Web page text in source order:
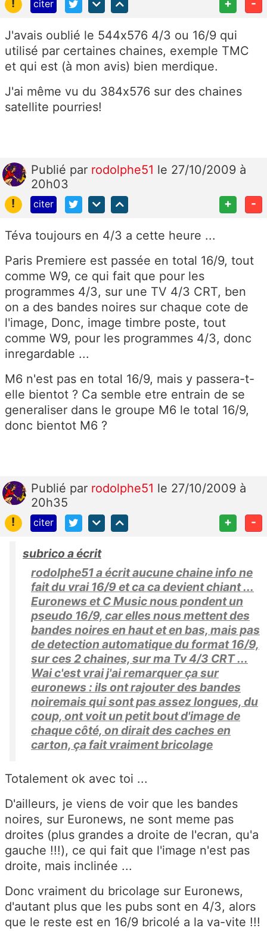
! citer + -
J'avais oublié le 544x576 4/3 ou 16/9 qui
utilisé par certaines chaines, exemple TMC
et qui est (à mon avis) bien merdique.
J'ai même vu du 384x576 sur des chaines
satellite pourries!
Publié par rodolphe51 le 27/10/2009 à
20h03
!
citer + -
Téva toujours en 4/3 a cette heure ...
Paris Premiere est passée en total 16/9, tout
comme W9, ce qui fait que pour les
programmes 4/3, sur une TV 4/3 CRT, ben
on a des bandes noires sur chaque cote de
l'image, Donc, image timbre poste, tout
comme W9, pour les programmes 4/3, donc
inregardable ...
M6 n'est pas en total 16/9, mais y passera-t-
elle bientot ? Ca semble etre entrain de se
generaliser dans le groupe M6 le total 16/9,
donc bientot M6 ?
Publié par rodolphe51 le 27/10/2009 à
20h35
!
citer + -
subrico a écrit
rodolphe51 a écrit aucune chaine info ne
fait du vrai 16/9 et ca ca devient chiant ...
Euronews et C Music nous pondent un
pseudo 16/9, car elles nous mettent des
bandes noires en haut et en bas, mais pas
de detection automatique du format 16/9,
sur ces 2 chaines, sur ma Tv 4/3 CRT ...
Wai c'est vrai j'ai remarquer ça sur
euronews : ils ont rajouter des bandes
noiremais qui sont pas assez longues, du
coup, ont voit un petit bout d'image de
chaque côté, on dirait des caches en
carton, ça fait vraiment bricolage
Totalement ok avec toi ...
D'ailleurs, je viens de voir que les bandes
noires, sur Euronews, ne sont meme pas
droites (plus grandes a droite de l'ecran, qu'a
gauche !!!), ce qui fait que l'image n'est pas
droite, mais inclinée ...
Donc vraiment du bricolage sur Euronews,
d'autant plus que les pubs sont en 4/3, alors
que le reste est en 16/9 bricolé a la va-vite !!!